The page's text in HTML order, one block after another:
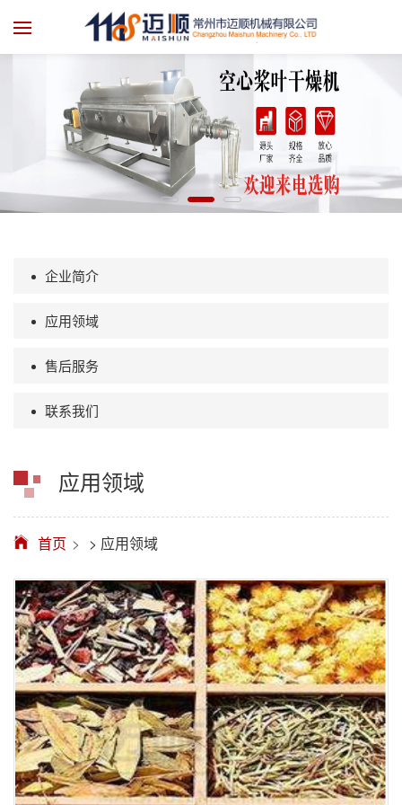
企业简介
应用领域
售后服务
联系我们
应用领域
首页 > 应用领域